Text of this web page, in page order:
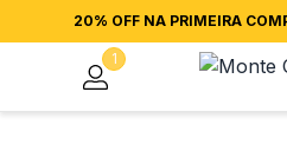
20% OFF NA PRIMEIRA
1